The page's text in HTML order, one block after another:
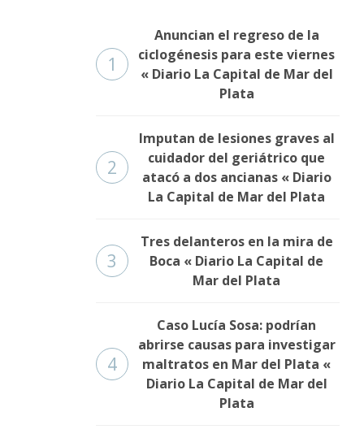
1
Anuncian el regreso de la
ciclogénesis para este viernes
« Diario La Capital de Mar del
Plata
2
Imputan de lesiones graves al
cuidador del geriátrico que
atacó a dos ancianas « Diario
La Capital de Mar del Plata
3
Tres delanteros en la mira de
Boca « Diario La Capital de
Mar del Plata
4
Caso Lucía Sosa: podrían
abrirse causas para investigar
maltratos en Mar del Plata «
Diario La Capital de Mar del
Plata